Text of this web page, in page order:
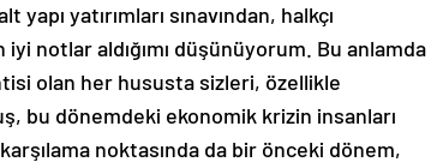
yatırımları sınavından, halkçı
iyi notlar aldığımı düşünüyorum. Bu anlamda
olan her hususta sizleri, özellikle
bu dönemdeki ekonomik krizin insanları
noktasında da bir önceki dönem,